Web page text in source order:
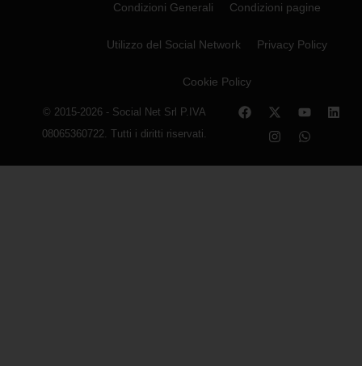
Condizioni Generali Condizioni pagine
Utilizzo del Social Network Privacy Policy
Cookie Policy
© 2015-2026 - Social Net Srl P.IVA
08065360722. Tutti i diritti riservati.